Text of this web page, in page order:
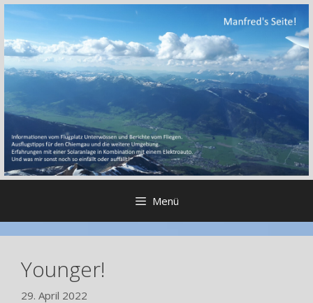
Zum
springen
Menü
Younger!
29. April 2022